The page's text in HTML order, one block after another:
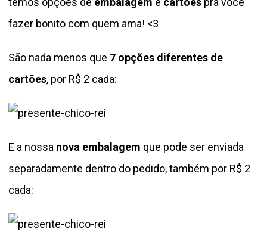
fazer bonito com quem ama! <3
São nada menos que 7 opções diferentes de
cartões, por R$ 2 cada:
E a nossa nova embalagem que pode ser enviada
separadamente dentro do pedido, também por R$ 2
cada: